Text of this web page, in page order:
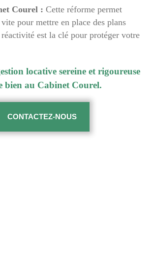
Courel : Cette réforme permet
pour mettre en place des plans
est la clé pour protéger votre
locative sereine et rigoureuse
bien au Cabinet Courel.
CONTACTEZ-NOUS